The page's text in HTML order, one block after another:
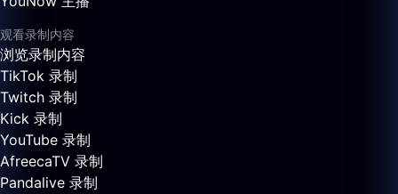
观看录制内容
浏览录制内容
TikTok 录制
Twitch 录制
Kick 录制
YouTube 录制
AfreecaTV 录制
Pandalive 录制